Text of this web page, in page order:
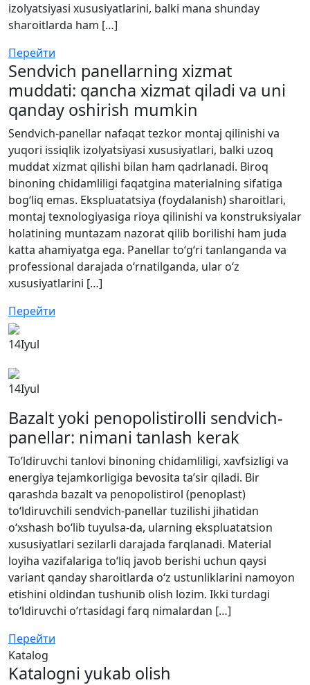
izolyatsiyasi xususiyatlarini, balki mana shunday
sharoitlarda ham […]
Перейти
Sendvich panellarning xizmat
muddati: qancha xizmat qiladi va uni
qanday oshirish mumkin
Sendvich-panellar nafaqat tezkor montaj qilinishi va
yuqori issiqlik izolyatsiyasi xususiyatlari, balki uzoq
muddat xizmat qilishi bilan ham qadrlanadi. Biroq
binoning chidamliligi faqatgina materialning sifatiga
bog‘liq emas. Ekspluatatsiya (foydalanish) sharoitlari,
montaj texnologiyasiga rioya qilinishi va konstruksiyalar
holatining muntazam nazorat qilib borilishi ham juda
katta ahamiyatga ega. Panellar to‘g‘ri tanlanganda va
professional darajada o‘rnatilganda, ular o‘z
xususiyatlarini […]
Перейти
14Iyul
14Iyul
Bazalt yoki penopolistirolli sendvich-
panellar: nimani tanlash kerak
To‘ldiruvchi tanlovi binoning chidamliligi, xavfsizligi va
energiya tejamkorligiga bevosita ta’sir qiladi. Bir
qarashda bazalt va penopolistirol (penoplast)
to‘ldiruvchili sendvich-panellar tuzilishi jihatidan
o‘xshash bo‘lib tuyulsa-da, ularning ekspluatatsion
xususiyatlari sezilarli darajada farqlanadi. Material
loyiha vazifalariga to‘liq javob berishi uchun qaysi
variant qanday sharoitlarda o‘z ustunliklarini namoyon
etishini oldindan tushunib olish lozim. Ikki turdagi
to‘ldiruvchi o‘rtasidagi farq nimalardan […]
Перейти
Katalog
Katalogni yukab olish